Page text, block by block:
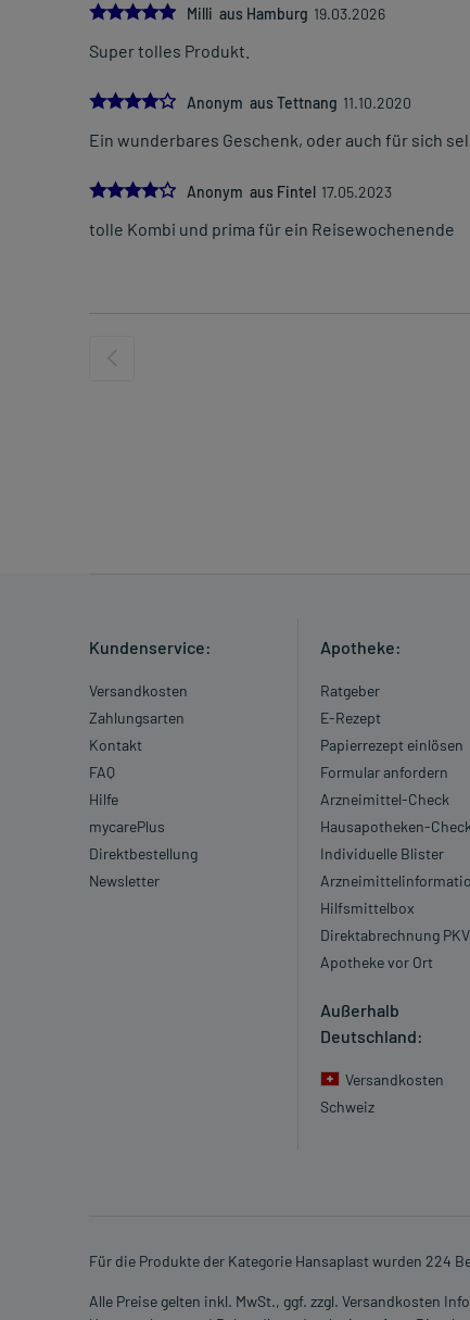
5.0
Milli aus Hamburg 19.03.2026
Super tolles Produkt.
4.0
Anonym aus Tettnang 11.10.2020
Ein wunderbares Geschenk, oder auch für sich
4.0
Anonym aus Fintel 17.05.2023
tolle Kombi und prima für ein Reisewochenende
Kundenservice:
Versandkosten
Zahlungsarten
Kontakt
FAQ
Hilfe
mycarePlus
Direktbestellung
Newsletter
Apotheke:
Ratgeber
E-Rezept
Papierrezept einlösen
Formular anfordern
Arzneimittel-Check
Hausapotheken-Check
Individuelle Blister
Hilfsmittelbox
Direktabrechnung PKV
Apotheke vor Ort
Außerhalb
Deutschland:
Versandkosten
Schweiz
Für die Produkte der Kategorie Hansaplast wurden 224
Alle Preise gelten inkl. MwSt., ggf. zzgl. Versandkosten